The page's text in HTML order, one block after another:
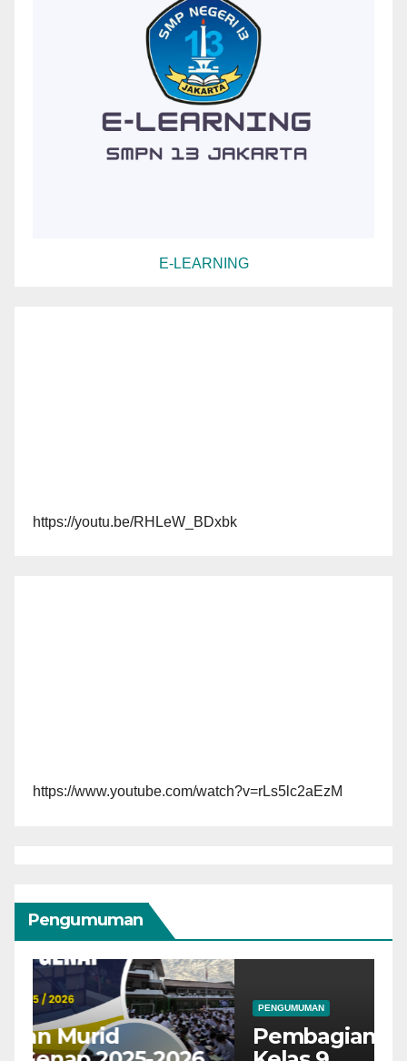
E-LEARNING
https://youtu.be/RHLeW_BDxbk
https://www.youtube.com/watch?v=rLs5lc2aEzM
Pengumuman
PENGUMUMAN
Pembagian Kelas 8 dan